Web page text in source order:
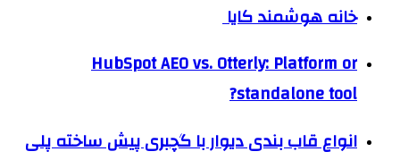
خانه هوشمند کایا
HubSpot AEO vs. Otterly: Platform or
standalone tool?
انواع قاب بندی دیوار با گچبری پیش ساخته پلی